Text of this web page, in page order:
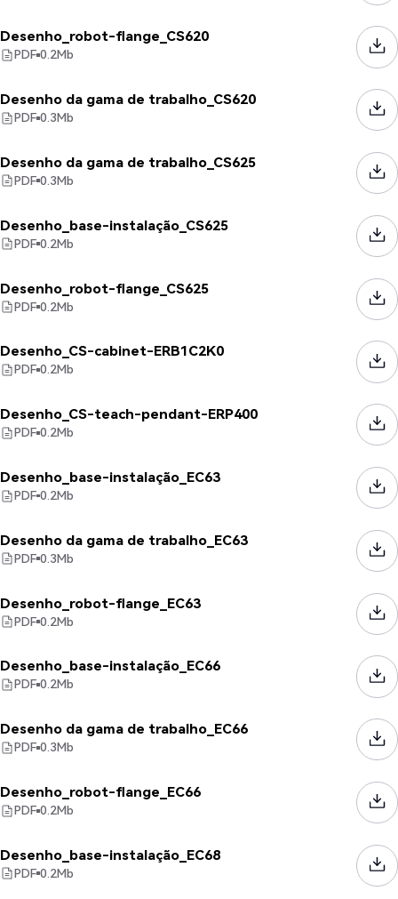
Desenho_robot-flange_CS620
PDF 0.2Mb
Desenho da gama de trabalho_CS620
PDF 0.3Mb
Desenho da gama de trabalho_CS625
PDF 0.3Mb
Desenho_base-instalação_CS625
PDF 0.2Mb
Desenho_robot-flange_CS625
PDF 0.2Mb
Desenho_CS-cabinet-ERB1C2K0
PDF 0.2Mb
Desenho_CS-teach-pendant-ERP400
PDF 0.2Mb
Desenho_base-instalação_EC63
PDF 0.2Mb
Desenho da gama de trabalho_EC63
PDF 0.3Mb
Desenho_robot-flange_EC63
PDF 0.2Mb
Desenho_base-instalação_EC66
PDF 0.2Mb
Desenho da gama de trabalho_EC66
PDF 0.3Mb
Desenho_robot-flange_EC66
PDF 0.2Mb
Desenho_base-instalação_EC68
PDF 0.2Mb